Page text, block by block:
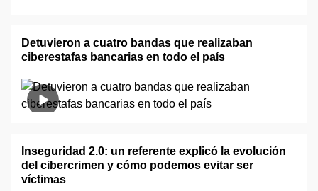
Detuvieron a cuatro bandas que realizaban
ciberestafas bancarias en todo el país
Inseguridad 2.0: un referente explicó la evolución
del cibercrimen y cómo podemos evitar ser
víctimas